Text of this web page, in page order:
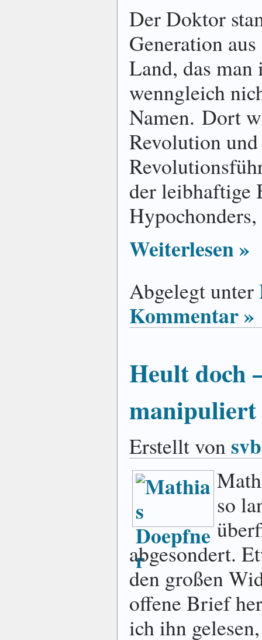
Der Doktor
Generation
Land, das
wenngleich
Namen. Dort
Revolution
der leibhaftige
Weiterlesen »
Abgelegt unter
Kommentar »
Heult doch
Erstellt vonsvb
so
abgesondert.
den großen
offene Brief
ich ihn